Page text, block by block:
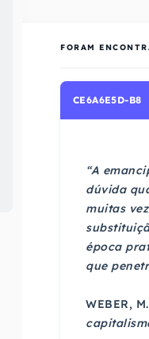
FORAM
CE6A6E5D-B8
“A
dúvida
muitas
época
que
WEBER, M.